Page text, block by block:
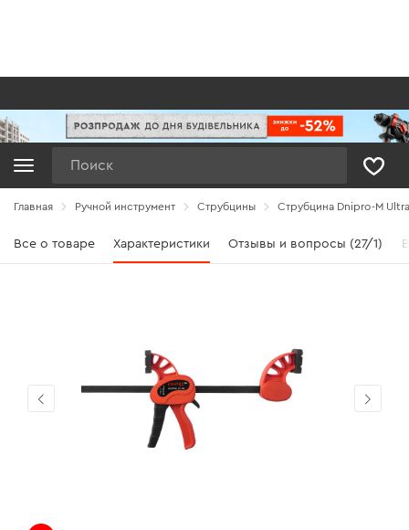
Главная Ручной инструмент Струбцины Струбцина Dnipro-M
Все о товаре Характеристики Отзывы и вопросы (27/1)